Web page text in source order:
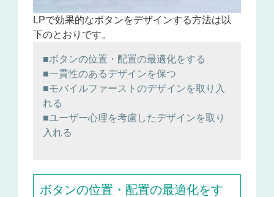
LPで効果的なボタンをデザインする方法は以
下のとおりです。
■ボタンの位置・配置の最適化をする
■一貫性のあるデザインを保つ
■モバイルファーストのデザインを取り入
れる
■ユーザー心理を考慮したデザインを取り
入れる
ボタンの位置・配置の最適化をす